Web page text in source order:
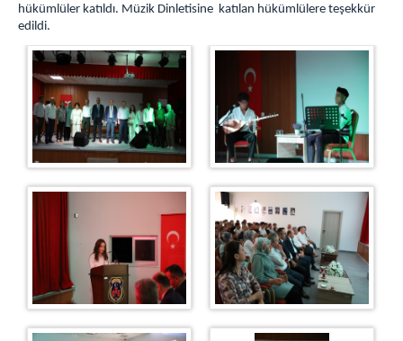
Galeri
Ziyaret Kabul
Genel Mutfak
Duruşma Salonu
Marmara Ceza İnfaz Kurumları Devlet Hastanesi
Kampüs Fatih İlk Öğretim Okulu
Araç Sevk Amirliği
Isı Merkezi
Kampüs Genel
İş Yurtları
Bakırköy Satış Mağazası
Misafirhane
hükümlüler katıldı. Müzik Dinletisine katılan hükümlülere teşekkür
edildi.